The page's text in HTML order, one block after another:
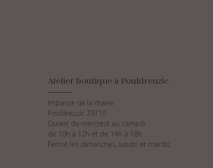
Atelier boutique à Pouldreuzic
Impasse de la mairie
Pouldreuzic 29710
Ouvert du mercredi au samedi
de 10h à 12h et de 14h à 18h.
Fermé les dimanches, lundis et mardis.